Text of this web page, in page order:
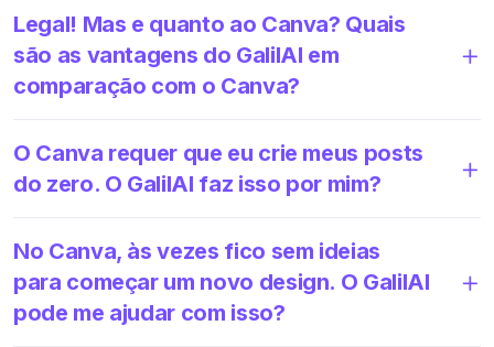
Legal! Mas e quanto ao Canva? Quais
são as vantagens do GalilAI em
comparação com o Canva?
O Canva requer que eu crie meus posts
do zero. O GalilAI faz isso por mim?
No Canva, às vezes fico sem ideias
para começar um novo design. O GalilAI
pode me ajudar com isso?